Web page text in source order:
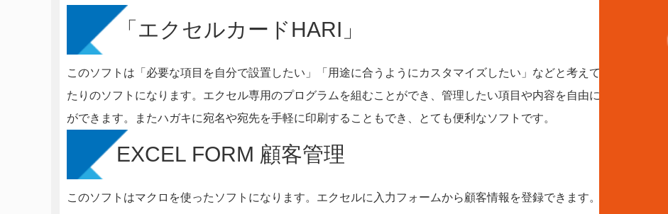
「エクセルカードHARI」
このソフトは「必要な項目を自分で設置したい」「用途に合うようにカスタマイズしたい」などと考えている方にぴっ
たりのソフトになります。エクセル専用のプログラムを組むことができ、管理したい項目や内容を自由に編集すること
ができます。またハガキに宛名や宛先を手軽に印刷することもでき、とても便利なソフトです。
EXCEL FORM 顧客管理
このソフトはマクロを使ったソフトになります。エクセルに入力フォームから顧客情報を登録できます。インストール